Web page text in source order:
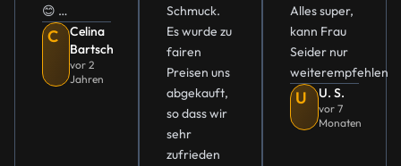
😊 …
C
Celina
Bartsch
vor 2
Jahren
Schmuck.
Es wurde zu
fairen
Preisen uns
abgekauft,
so dass wir
sehr
zufrieden
Alles super,
kann Frau
Seider nur
weiterempfehlen
U U. S.
vor 7
Monaten